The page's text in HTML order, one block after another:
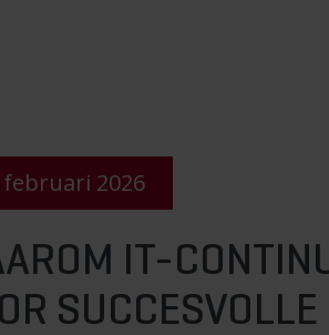
februari 2026
IT-